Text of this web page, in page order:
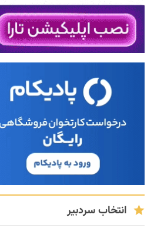
انتخاب سردبیر